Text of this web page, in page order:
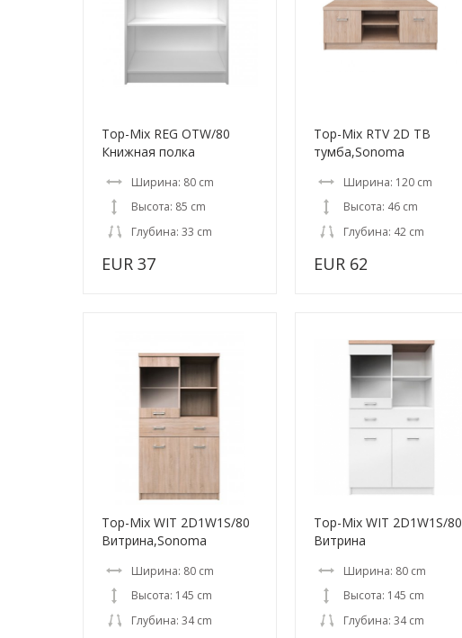
Top-Mix REG OTW/80
Книжная полка
Ширина: 80 cm
Высота: 85 cm
Глубина: 33 cm
EUR 37
Top-Mix RTV 2D ТВ
тумба,Sonoma
Ширина: 120 cm
Высота: 46 cm
Глубина: 42 cm
EUR 62
Top-Mix WIT 2D1W1S/80
Витрина,Sonoma
Ширина: 80 cm
Высота: 145 cm
Глубина: 34 cm
Top-Mix WIT 2D1W1S/80
Витрина
Ширина: 80 cm
Высота: 145 cm
Глубина: 34 cm